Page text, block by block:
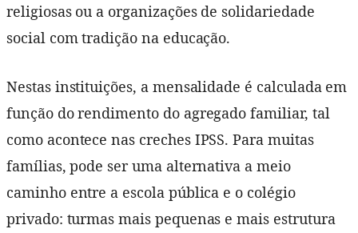
religiosas ou a organizações de solidariedade
social com tradição na educação.
Nestas instituições, a mensalidade é calculada em
função do rendimento do agregado familiar, tal
como acontece nas creches IPSS. Para muitas
famílias, pode ser uma alternativa a meio
caminho entre a escola pública e o colégio
privado: turmas mais pequenas e mais estrutura